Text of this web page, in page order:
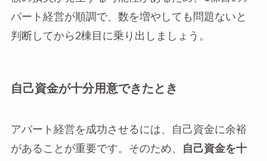
パート経営が順調で、数を増やしても問題ないと
判断してから2棟目に乗り出しましょう。
自己資金が十分用意できたとき
アパート経営を成功させるには、自己資金に余裕
があることが重要です。そのため、
自己資金を十